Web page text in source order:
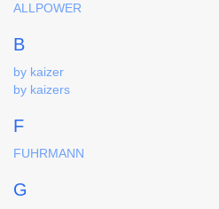
ALLPOWER
B
by kaizer
by kaizers
F
FUHRMANN
G